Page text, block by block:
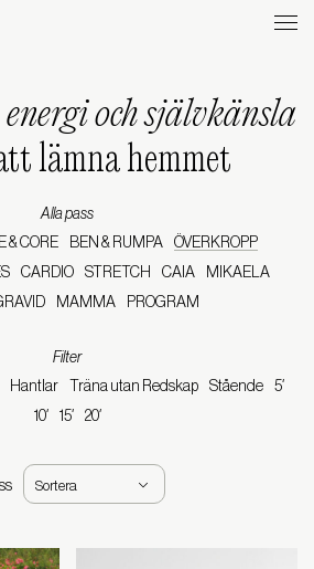
och självkänsla
lämna hemmet
Alla pass
& CORE BEN & RUMPA
ÖVERKROPP
CARDIO STRETCH CAIA
MIKAELA
MAMMA PROGRAM
Filter
Hantlar Träna utan Redskap Stående
5′
10′
15′ 20′